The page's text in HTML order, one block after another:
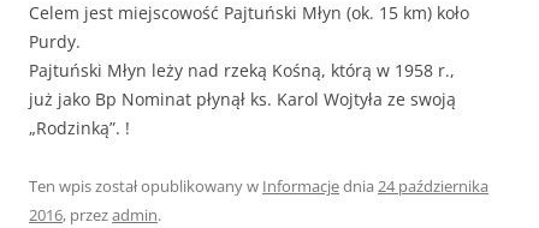
Celem jest miejscowość Pajtuński Młyn (ok. 15 km) koło
Purdy.
Pajtuński Młyn leży nad rzeką Kośną, którą w 1958 r.,
już jako Bp Nominat płynął ks. Karol Wojtyła ze swoją
„Rodzinką”. !
Ten wpis został opublikowany w Informacjednia 24 października
2016, przezadmin.